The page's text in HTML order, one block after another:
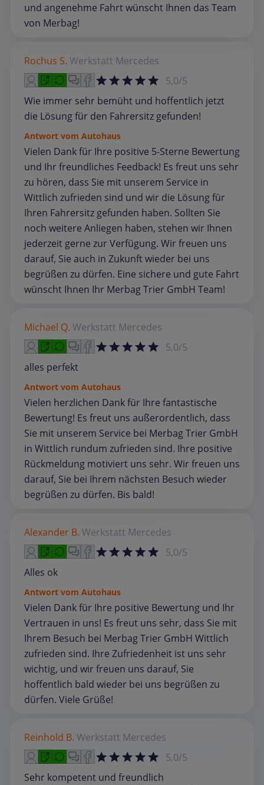
und angenehme Fahrt wünscht Ihnen das Team
von Merbag!
Rochus S. Werkstatt Mercedes
5,0/5
Wie immer sehr bemüht und hoffentlich jetzt
die Lösung für den Fahrersitz gefunden!
Antwort vom Autohaus
Vielen Dank für Ihre positive 5-Sterne Bewertung
und Ihr freundliches Feedback! Es freut uns sehr
zu hören, dass Sie mit unserem Service in
Wittlich zufrieden sind und wir die Lösung für
Ihren Fahrersitz gefunden haben. Sollten Sie
noch weitere Anliegen haben, stehen wir Ihnen
jederzeit gerne zur Verfügung. Wir freuen uns
darauf, Sie auch in Zukunft wieder bei uns
begrüßen zu dürfen. Eine sichere und gute Fahrt
wünscht Ihnen Ihr Merbag Trier GmbH Team!
Michael Q. Werkstatt Mercedes
5,0/5
alles perfekt
Antwort vom Autohaus
Vielen herzlichen Dank für Ihre fantastische
Bewertung! Es freut uns außerordentlich, dass
Sie mit unserem Service bei Merbag Trier GmbH
in Wittlich rundum zufrieden sind. Ihre positive
Rückmeldung motiviert uns sehr. Wir freuen uns
darauf, Sie bei Ihrem nächsten Besuch wieder
begrüßen zu dürfen. Bis bald!
Alexander B. Werkstatt Mercedes
5,0/5
Alles ok
Antwort vom Autohaus
Vielen Dank für Ihre positive Bewertung und Ihr
Vertrauen in uns! Es freut uns sehr, dass Sie mit
Ihrem Besuch bei Merbag Trier GmbH Wittlich
zufrieden sind. Ihre Zufriedenheit ist uns sehr
wichtig, und wir freuen uns darauf, Sie
hoffentlich bald wieder bei uns begrüßen zu
dürfen. Viele Grüße!
Reinhold B. Werkstatt Mercedes
5,0/5
Sehr kompetent und freundlich